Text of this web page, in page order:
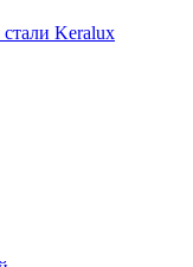
Keralux